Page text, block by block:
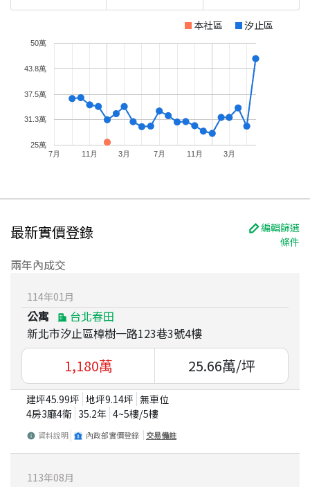
本社區 汐止區
7月 11月 3月 7月 11月 3月
25萬
31.3萬
37.5萬
43.8萬
50萬
最新實價登錄
編輯篩選
條件
兩年內成交
114年01 月
公寓
台北春田
新北市汐止區樟樹一路123巷3號4樓
1,180萬 25.66萬/坪
建坪45.99坪 地坪9.14坪 無車位
4房3廳4衛 35.2年 4~5樓/5樓
資料說明 內政部實價登錄 交易備註
113年08月